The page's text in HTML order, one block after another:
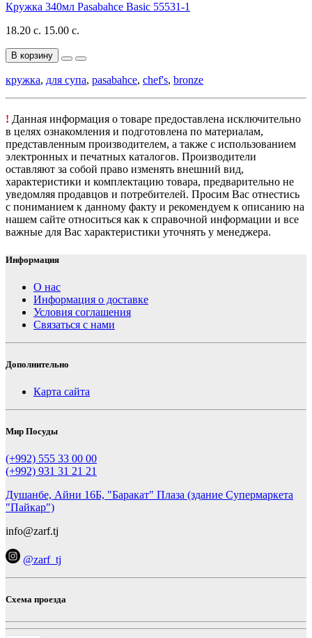
Кружка 340мл Pasabahce Basic 55531-1
18.20 с. 15.00 с.
В корзину
кружка, для супа, pasabahce, chef's, bronze
! Данная информация о товаре предоставлена исключительно
в целях ознакомления и подготовлена по материалам,
представленным производителем, а также с использованием
электронных и печатных каталогов. Производители
оставляют за собой право изменять внешний вид,
характеристики и комплектацию товара, предварительно не
уведомляя продавцов и потребителей. Просим Вас отнестись
с пониманием к данному факту и рекомендуем к описанию на
нашем сайте относиться как к справочной информации и все
важные для Вас характеристики уточнять у менеджера.
Информация
О нас
Информация о доставке
Условия соглашения
Связаться с нами
Дополнительно
Карта сайта
Мир Посуды
(+992) 555 33 00 00
(+992) 931 31 21 21
Душанбе, Айни 16Б, "Баракат" Плаза (здание Супермаркета
"Пайкар")
info@zarf.tj
@zarf_tj
Схема проезда